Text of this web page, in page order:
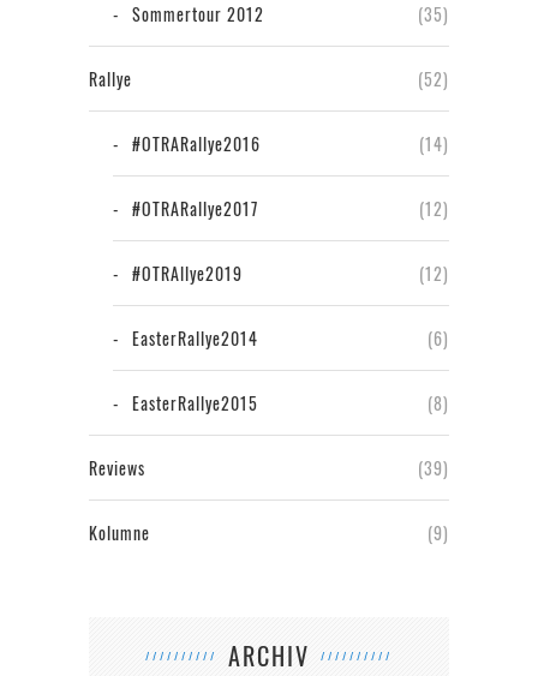
Sommertour 2012 (35)
Rallye (52)
#OTRARallye2016 (14)
#OTRARallye2017 (12)
#OTRAllye2019 (12)
EasterRallye2014 (6)
EasterRallye2015 (8)
Reviews (39)
Kolumne (9)
ARCHIV